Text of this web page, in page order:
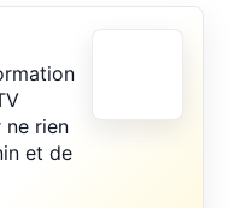
ne rien
et de